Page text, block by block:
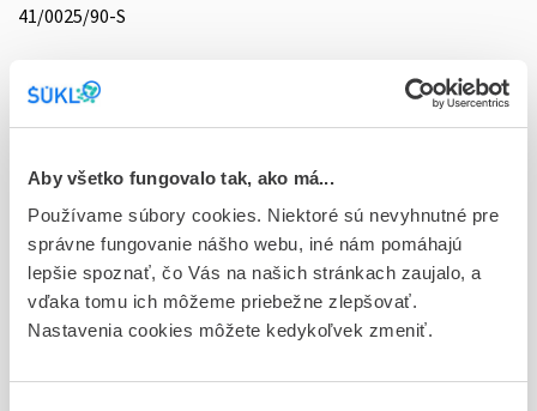
Aby všetko fungovalo tak, ako má...
Používame súbory cookies. Niektoré sú nevyhnutné pre
správne fungovanie nášho webu, iné nám pomáhajú
lepšie spoznať, čo Vás na našich stránkach zaujalo, a
vďaka tomu ich môžeme priebežne zlepšovať.
Nastavenia cookies môžete kedykoľvek zmeniť.
41/0025/90-S
tbl 20(2x10)x50 mg (blis.PVC/Al)
D - Registrácia bez obmedzenia platnosti
Typ registračnej procedúry
Národná
Držiteľ, krajina
Zentiva a.s., Slovensko